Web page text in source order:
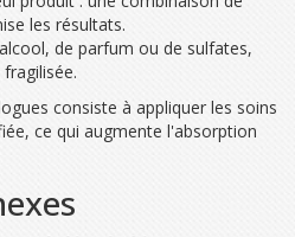
les résultats.
de parfum ou de sulfates,
consiste à appliquer les soins
ce qui augmente l'absorption